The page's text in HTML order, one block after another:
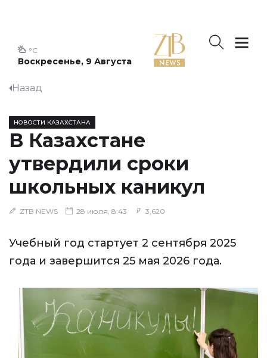
Воскресенье, 9 Августа
°C
Назад
НОВОСТИ КАЗАХСТАНА
В Казахстане
утвердили сроки
школьных каникул
ZTB NEWS 28 июля, 8:43 3,620
Учебный год стартует 2 сентября 2025
года и завершится 25 мая 2026 года.